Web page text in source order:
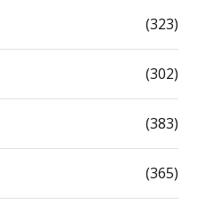
(323)
(302)
(383)
(365)